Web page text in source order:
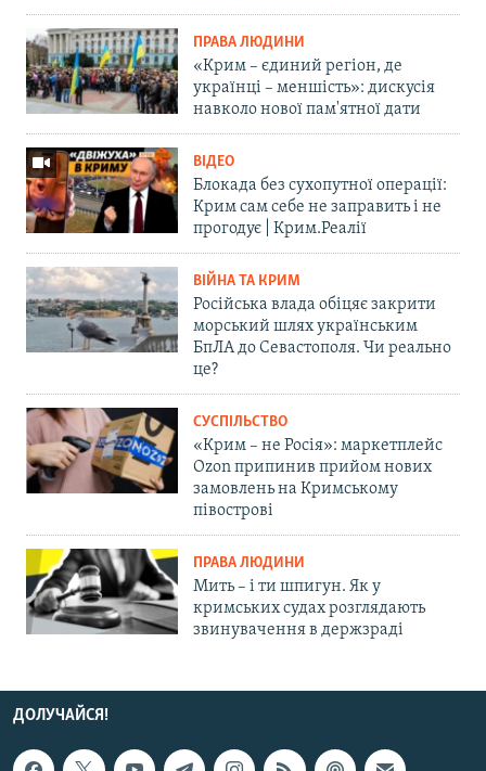
ПРАВА ЛЮДИНИ
«Крим – єдиний регіон, де
українці – меншість»: дискусія
навколо нової пам'ятної дати
ВІДЕО
Блокада без сухопутної операції:
Крим сам себе не заправить і не
прогодує | Крим.Реалії
ВІЙНА ТА КРИМ
Російська влада обіцяє закрити
морський шлях українським
БпЛА до Севастополя. Чи реально
це?
СУСПІЛЬСТВО
«Крим – не Росія»: маркетплейс
Ozon припинив прийом нових
замовлень на Кримському
півострові
ПРАВА ЛЮДИНИ
Мить – і ти шпигун. Як у
кримських судах розглядають
звинувачення в держзраді
ДОЛУЧАЙСЯ!